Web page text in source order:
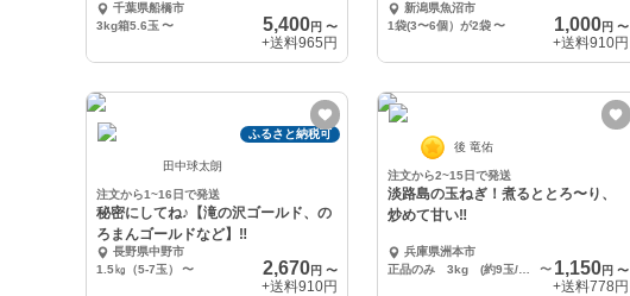
トリコ
千葉県船橋市
3kg箱5.6玉 〜 5,400円 〜
+送料965円
ません）
新潟県魚沼市
1袋(3〜6個）が2袋 〜 1,000円 〜
+送料910円
ふるさと納税可
田中球太朗
注文から1~16日で発送
秘密にしてね♪【滝の沢ゴールド、の
ろまんゴールドなど】‼️
長野県中野市
1.5㎏（5-7玉）
〜 2,670円 〜
+送料910円
後 竜佑
注文から2~15日で発送
淡路島の玉ねぎ！煮るととろ〜り、
炒めて甘い‼️
兵庫県洲本市
正品のみ 3kg (約9玉/中玉）
〜 1,150円 〜
+送料778円